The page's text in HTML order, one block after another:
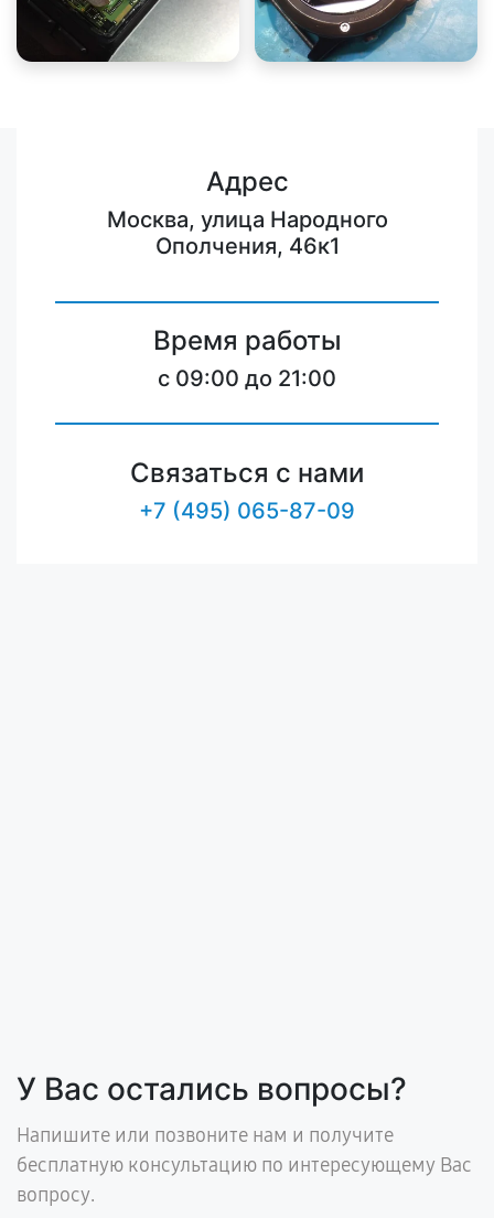
Адрес
Москва, улица Народного
Ополчения, 46к1
Время работы
c 09:00 до 21:00
Связаться с нами
+7 (495) 065-87-09
У Вас остались вопросы?
Напишите или позвоните нам и получите
бесплатную консультацию по интересующему Вас
вопросу.